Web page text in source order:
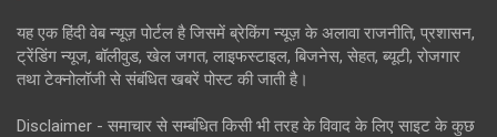
यह एक हिंदी वेब न्यूज़ पोर्टल है जिसमें ब्रेकिंग न्यूज़ के अलावा राजनीति, प्रशासन,
ट्रेंडिंग न्यूज, बॉलीवुड, खेल जगत, लाइफस्टाइल, बिजनेस, सेहत, ब्यूटी, रोजगार
तथा टेक्नोलॉजी से संबंधित खबरें पोस्ट की जाती है।
Disclaimer - समाचार से सम्बंधित किसी भी तरह के विवाद के लिए साइट के कुछ